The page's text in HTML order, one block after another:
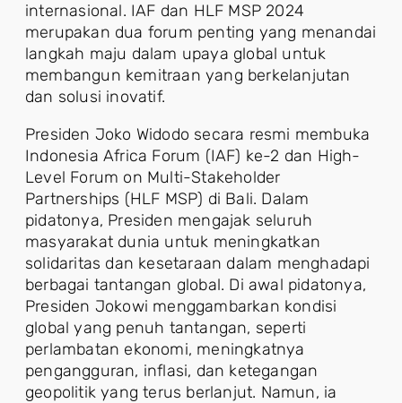
internasional. IAF dan HLF MSP 2024
merupakan dua forum penting yang menandai
langkah maju dalam upaya global untuk
membangun kemitraan yang berkelanjutan
dan solusi inovatif.
Presiden Joko Widodo secara resmi membuka
Indonesia Africa Forum (IAF) ke-2 dan High-
Level Forum on Multi-Stakeholder
Partnerships (HLF MSP) di Bali. Dalam
pidatonya, Presiden mengajak seluruh
masyarakat dunia untuk meningkatkan
solidaritas dan kesetaraan dalam menghadapi
berbagai tantangan global. Di awal pidatonya,
Presiden Jokowi menggambarkan kondisi
global yang penuh tantangan, seperti
perlambatan ekonomi, meningkatnya
pengangguran, inflasi, dan ketegangan
geopolitik yang terus berlanjut. Namun, ia